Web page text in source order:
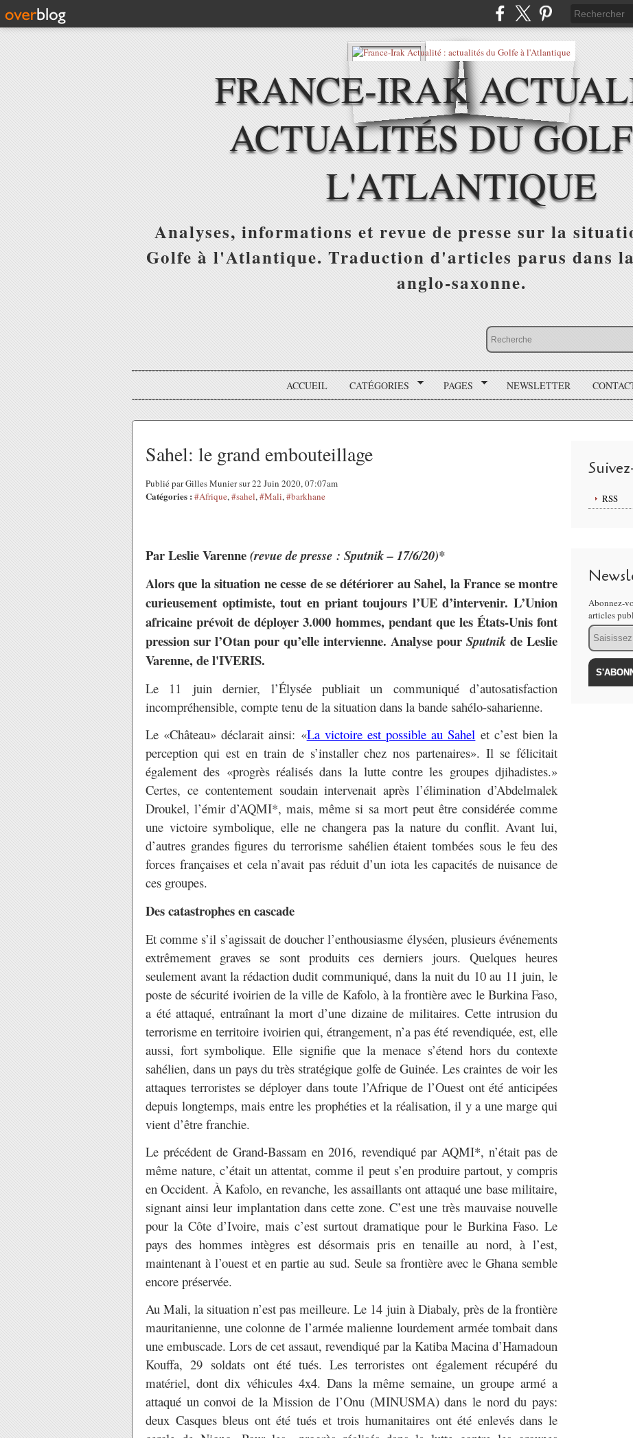
FRANCE-IRAK
ACTUALITÉS DU
L'ATLANTIQUE
Analyses, informations et revue de presse sur la
Golfe à l'Atlantique. Traduction d'articles parus dans
anglo-saxonne.
ACCUEIL CATÉGORIES PAGES NEWSLETTER
Sahel: le grand embouteillage
Publié par Gilles Munier sur 22 Juin 2020, 07:07am
Catégories : #Afrique,#sahel,#Mali,#barkhane
Par Leslie Varenne(revue de presse : Sputnik – 17/6/20)*
Alors que la situation ne cesse de se détériorer au Sahel, la France se montre
curieusement optimiste, tout en priant toujours l’UE d’intervenir. L’Union
africaine prévoit de déployer 3.000 hommes, pendant que les États-Unis font
pression sur l’Otan pour qu’elle intervienne. Analyse pour Sputnik de Leslie
Varenne, de l'IVERIS.
Le 11 juin dernier, l’Élysée publiait un communiqué d’autosatisfaction
incompréhensible, compte tenu de la situation dans la bande sahélo-saharienne.
Le «Château» déclarait ainsi: «La victoire est possible au Sahel et c’est bien la
perception qui est en train de s’installer chez nos partenaires». Il se félicitait
également des «progrès réalisés dans la lutte contre les groupes djihadistes.»
Certes, ce contentement soudain intervenait après l’élimination d’Abdelmalek
Droukel, l’émir d’AQMI*, mais, même si sa mort peut être considérée comme
une victoire symbolique, elle ne changera pas la nature du conflit. Avant lui,
d’autres grandes figures du terrorisme sahélien étaient tombées sous le feu des
forces françaises et cela n’avait pas réduit d’un iota les capacités de nuisance de
ces groupes.
Des catastrophes en cascade
Et comme s’il s’agissait de doucher l’enthousiasme élyséen, plusieurs événements
extrêmement graves se sont produits ces derniers jours. Quelques heures
seulement avant la rédaction dudit communiqué, dans la nuit du 10 au 11 juin, le
poste de sécurité ivoirien de la ville de Kafolo, à la frontière avec le Burkina Faso,
a été attaqué, entraînant la mort d’une dizaine de militaires. Cette intrusion du
terrorisme en territoire ivoirien qui, étrangement, n’a pas été revendiquée, est, elle
aussi, fort symbolique. Elle signifie que la menace s’étend hors du contexte
sahélien, dans un pays du très stratégique golfe de Guinée. Les craintes de voir les
attaques terroristes se déployer dans toute l’Afrique de l’Ouest ont été anticipées
depuis longtemps, mais entre les prophéties et la réalisation, il y a une marge qui
vient d’être franchie.
Le précédent de Grand-Bassam en 2016, revendiqué par AQMI*, n’était pas de
même nature, c’était un attentat, comme il peut s’en produire partout, y compris
en Occident. À Kafolo, en revanche, les assaillants ont attaqué une base militaire,
signant ainsi leur implantation dans cette zone. C’est une très mauvaise nouvelle
pour la Côte d’Ivoire, mais c’est surtout dramatique pour le Burkina Faso. Le
pays des hommes intègres est désormais pris en tenaille au nord, à l’est,
maintenant à l’ouest et en partie au sud. Seule sa frontière avec le Ghana semble
encore préservée.
Au Mali, la situation n’est pas meilleure. Le 14 juin à Diabaly, près de la frontière
mauritanienne, une colonne de l’armée malienne lourdement armée tombait dans
une embuscade. Lors de cet assaut, revendiqué par la Katiba Macina d’Hamadoun
Kouffa, 29 soldats ont été tués. Les terroristes ont également récupéré du
matériel, dont dix véhicules 4x4. Dans la même semaine, un groupe armé a
attaqué un convoi de la Mission de l’Onu (MINUSMA) dans le nord du pays:
deux Casques bleus ont été tués et trois humanitaires ont été enlevés dans le
RSS
Abonnez-
articles
Email